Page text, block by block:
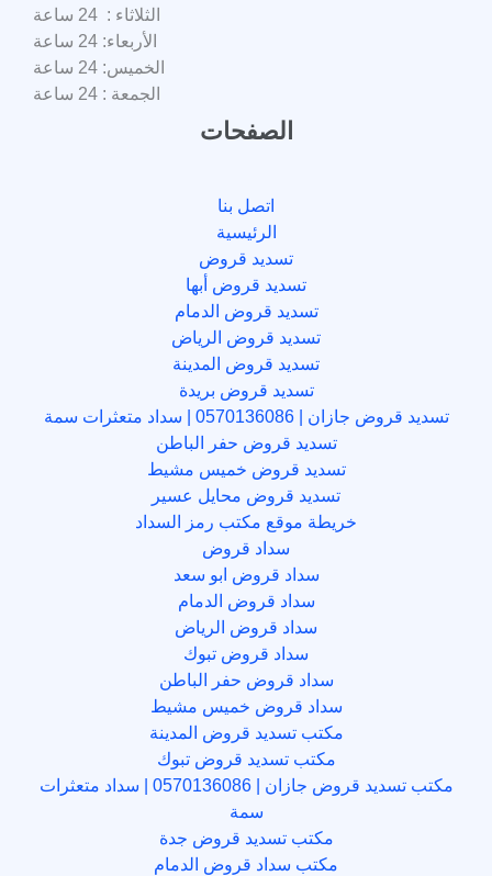
الثلاثاء : 24 ساعة
الأربعاء: 24 ساعة
الخميس: 24 ساعة
الجمعة : 24 ساعة
الصفحات
اتصل بنا
الرئيسية
تسديد قروض
تسديد قروض أبها
تسديد قروض الدمام
تسديد قروض الرياض
تسديد قروض المدينة
تسديد قروض بريدة
تسديد قروض جازان | 0570136086 | سداد متعثرات سمة
تسديد قروض حفر الباطن
تسديد قروض خميس مشيط
تسديد قروض محايل عسير
خريطة موقع مكتب رمز السداد
سداد قروض
سداد قروض ابو سعد
سداد قروض الدمام
سداد قروض الرياض
سداد قروض تبوك
سداد قروض حفر الباطن
سداد قروض خميس مشيط
مكتب تسديد قروض المدينة
مكتب تسديد قروض تبوك
مكتب تسديد قروض جازان | 0570136086 | سداد متعثرات
سمة
مكتب تسديد قروض جدة
مكتب سداد قروض الدمام